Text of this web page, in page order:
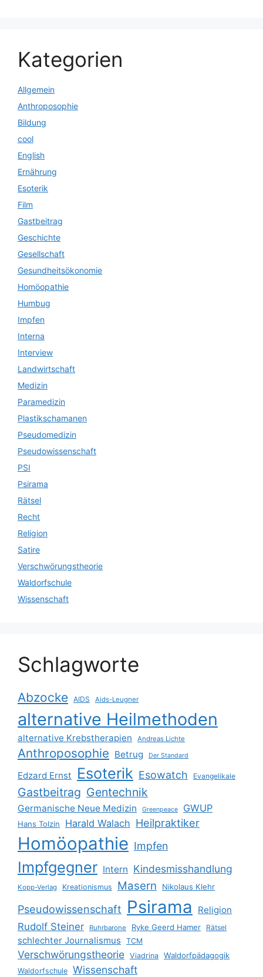
Kategorien
Allgemein
Anthroposophie
Bildung
cool
English
Ernährung
Esoterik
Film
Gastbeitrag
Geschichte
Gesellschaft
Gesundheitsökonomie
Homöopathie
Humbug
Impfen
Interna
Interview
Landwirtschaft
Medizin
Paramedizin
Plastikschamanen
Pseudomedizin
Pseudowissenschaft
PSI
Psirama
Rätsel
Recht
Religion
Satire
Verschwörungstheorie
Waldorfschule
Wissenschaft
Schlagworte
Abzocke AIDS Aids-Leugner
alternative Heilmethoden
alternative Krebstherapien Andreas Lichte
Anthroposophie Betrug Der Standard
Edzard Ernst Esoterik Esowatch Evangelikale
Gastbeitrag Gentechnik
Germanische Neue Medizin Greenpeace GWUP
Hans Tolzin Harald Walach Heilpraktiker
Homöopathie Impfen
Impfgegner Intern Kindesmisshandlung
Kopp-Verlag Kreationismus Masern Nikolaus Klehr
Pseudowissenschaft Psirama Religion
Rudolf Steiner Ruhrbarone Ryke Geerd Hamer Rätsel
schlechter Journalismus TCM
Verschwörungstheorie Viadrina Waldorfpädagogik
Waldorfschule Wissenschaft